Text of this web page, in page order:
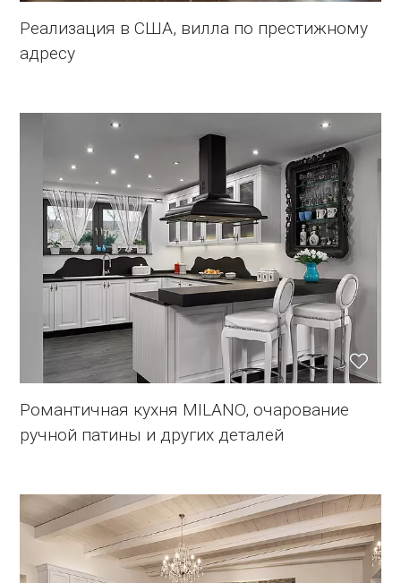
Реализация в США, вилла по престижному
адресу
Романтичная кухня MILANO, очарование
ручной патины и других деталей